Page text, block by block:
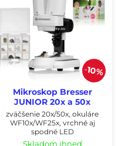
10%
Mikroskop Bresser
JUNIOR 20x a 50x
zväčšenie 20x/50x, okuláre
WF10x/WF25x, vrchné aj
spodné LED
Skladom ihneď